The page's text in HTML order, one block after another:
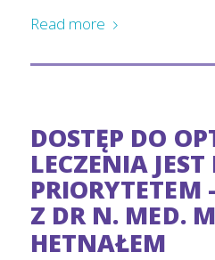
Read more
DOSTĘP DO
LECZENIA
Z DR N. MED.
HETNAŁEM